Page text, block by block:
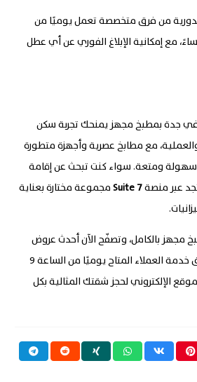
من فرق متخصصة تعمل يوميًا من
9 صباحًا حتى 10 مساءً، مع إمكانية الإبلاغ الفوري عن أي عطل
في جدة بمطبخ مجهز يمنحك تجربة سكن
مع مطابخ عصرية وأجهزة متطورة
سهولة ومتعة. سواء كنت تبحث عن إقامة
عبر منصة
Suite7
مجموعة مختارة بعناية
.
مجهز بالكامل، وتصفّح الآن أحدث عروض
، أو تواصل مع فريق خدمة العملاء المتاح يوميًا من الساعة 9
عبر الموقع الإلكتروني لحجز شقتك المثالية بكل